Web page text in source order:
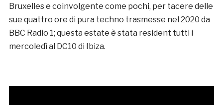
Bruxelles e coinvolgente come pochi, per tacere delle
sue quattro ore di pura techno trasmesse nel 2020 da
BBC Radio 1; questa estate è stata resident tutti i
mercoledì al DC10 di Ibiza.